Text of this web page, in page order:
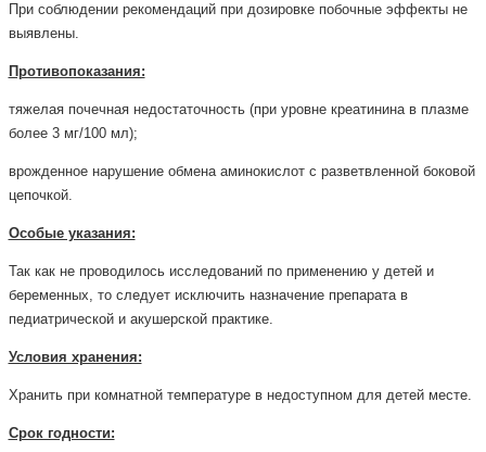
При соблюдении рекомендаций при дозировке побочные эффекты не
выявлены.
Противопоказания:
тяжелая почечная недостаточность (при уровне креатинина в плазме
более 3 мг/100 мл);
врожденное нарушение обмена аминокислот с разветвленной боковой
цепочкой.
Особые указания:
Так как не проводилось исследований по применению у детей и
беременных, то следует исключить назначение препарата в
педиатрической и акушерской практике.
Условия хранения:
Хранить при комнатной температуре в недоступном для детей месте.
Срок годности: